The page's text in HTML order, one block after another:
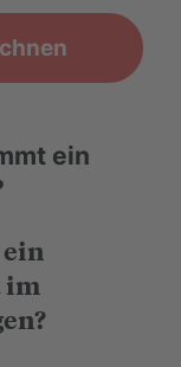
ein
im